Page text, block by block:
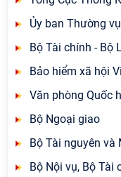
Ủy ban Thường
Bộ Tài chính - Bộ
Bảo hiểm xã hội
Văn phòng Quốc
Bộ Ngoại giao
Bộ Tài nguyên và
Bộ Nội vụ, Bộ Tài